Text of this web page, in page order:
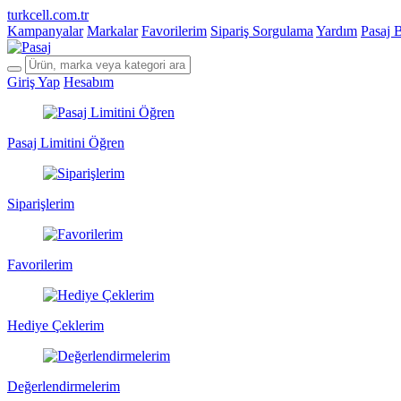
turkcell.com.tr
Kampanyalar Markalar Favorilerim Sipariş Sorgulama Yardım Pasaj
Giriş Yap Hesabım
Pasaj Limitini Öğren
Siparişlerim
Favorilerim
Hediye Çeklerim
Değerlendirmelerim